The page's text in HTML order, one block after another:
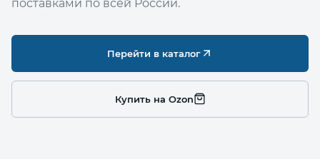
поставками по всей России.
Перейти в каталог
Купить на Ozon